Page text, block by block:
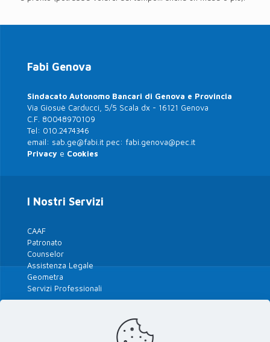
Fabi Genova
Sindacato Autonomo Bancari di Genova e Provincia
Via Giosuè Carducci, 5/5 Scala dx - 16121 Genova
C.F. 80048970109
Tel: 010.2474346
email: sab.ge@fabi.it pec: fabi.genova@pec.it
Privacy e Cookies
I Nostri Servizi
CAAF
Patronato
Counselor
Assistenza Legale
Geometra
Servizi Professionali